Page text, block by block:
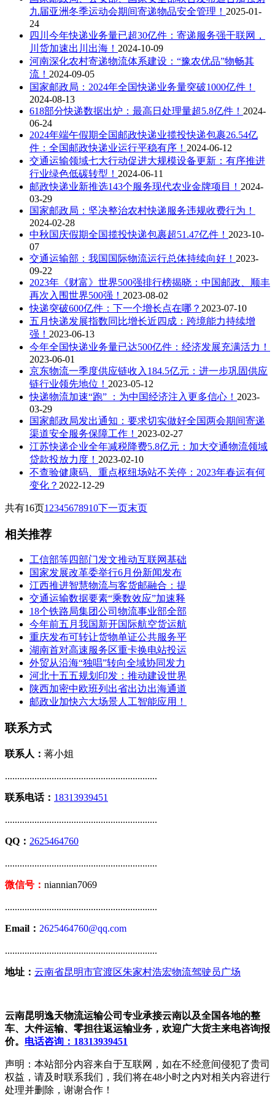
九届亚洲冬季运动会期间寄递物品安全管理！ 2025-01-
24
四川今年快递业务量已超30亿件：寄递服务强干联网，
川货加速出川出海！ 2024-10-09
河南深化农村寄递物流体系建设：“豫农优品”物畅其
流！ 2024-09-05
国家邮政局：2024年全国快递业务量突破1000亿件！
2024-08-13
618部分快递数据出炉：最高日处理量超5.8亿件！ 2024-
06-24
2024年端午假期全国邮政快递业揽投快递包裹26.54亿
件：全国邮政快递业运行平稳有序！ 2024-06-12
交通运输领域七大行动促进大规模设备更新：有序推进
行业绿色低碳转型！ 2024-06-11
邮政快递业新推选143个服务现代农业金牌项目！ 2024-
03-29
国家邮政局：坚决整治农村快递服务违规收费行为！
2024-02-28
中秋国庆假期全国揽投快递包裹超51.47亿件！ 2023-10-
07
交通运输部：我国国际物流运行总体持续向好！ 2023-
09-22
2023年《财富》世界500强排行榜揭晓：中国邮政、顺丰
再次入围世界500强！ 2023-08-02
快递突破600亿件：下一个增长点在哪？ 2023-07-10
五月快递发展指数同比增长近四成：跨境能力持续增
强！ 2023-06-13
今年全国快递业务量已达500亿件：经济发展充满活力！
2023-06-01
京东物流一季度供应链收入184.5亿元：进一步巩固供应
链行业领先地位！ 2023-05-12
快递物流加速“跑” ：为中国经济注入更多信心！ 2023-
03-29
国家邮政局发出通知：要求切实做好全国两会期间寄递
渠道安全服务保障工作！ 2023-02-27
江苏快递企业全年减税降费5.8亿元：加大交通物流领域
贷款投放力度！ 2023-02-10
不查验健康码、重点枢纽场站不关停：2023年春运有何
变化？ 2022-12-29
共有16页1 2345678910下一页末页
相关推荐
工信部等四部门发文推动互联网基础
国家发展改革委举行6月份新闻发布
江西推进智慧物流与客货邮融合：提
交通运输数据要素“乘数效应”加速释
18个铁路局集团公司物流事业部全部
今年前五月我国新开国际航空货运航
重庆发布可转让货物单证公共服务平
湖南首对高速服务区重卡换电站投运
外贸从沿海“独唱”转向全域协同发力
河北十五五规划印发：推动建设世界
陕西加密中欧班列出省出边出海通道
邮政业加快六大场景人工智能应用！
联系方式
联系人： 蒋小姐
..............................................................
联系电话： 18313939451
..............................................................
QQ： 2625464760
..............................................................
微信号： niannian7069
..............................................................
Email： 2625464760@qq.com
..............................................................
地址： 云南省昆明市官渡区朱家村浩宏物流驾驶员广场
云南昆明逸天物流运输公司专业承接云南以及全国各地的整
车、大件运输、零担往返运输业务，欢迎广大货主来电咨询报
价。 电话咨询：18313939451
声明：本站部分内容来自于互联网，如在不经意间侵犯了贵司
权益，请及时联系我们，我们将在48小时之内对相关内容进行
处理并删除，谢谢合作！